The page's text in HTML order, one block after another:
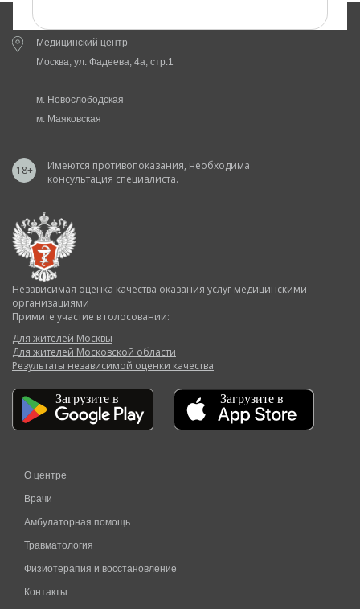
Медицинский центр
Москва, ул. Фадеева, 4а, стр.1
м. Новослободская
м. Маяковская
18+
Имеются противопоказания, необходима
консультация специалиста.
Независимая оценка качества оказания услуг медицинскими
организациями
Примите участие в голосовании:
Для жителей Москвы
Для жителей Московской области
Результаты независимой оценки качества
О центре
Врачи
Амбулаторная помощь
Травматология
Физиотерапия и восстановление
Контакты